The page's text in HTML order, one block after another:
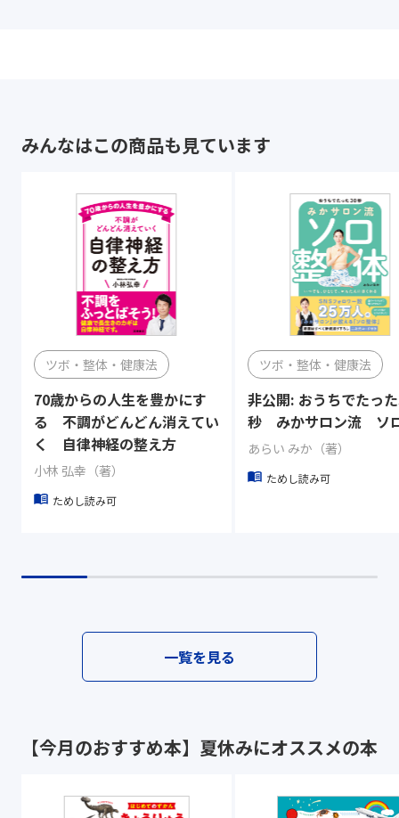
みんなはこの商品も見ています
ツボ・整体・健康法
70歳からの人生を豊かにす
る 不調がどんどん消えてい
く 自律神経の整え方
小林 弘幸（著）
ためし読み可
ツボ・整体・健康法
非公開: おうちでたっ
秒 みかサロン流 ソ
あらい みか（著）
ためし読み可
一覧を見る
【今月のおすすめ本】夏休みにオススメの本